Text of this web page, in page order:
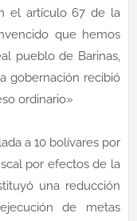
el artículo 67 de la
que hemos
pueblo de Barinas,
gobernación recibió
ordinario»
a 10 bolívares por
por efectos de la
una reducción
de metas